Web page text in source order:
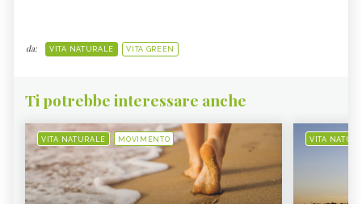
da: VITA NATURALE VITA GREEN
Ti potrebbe interessare anche
VITA NATURALE MOVIMENTO VITA